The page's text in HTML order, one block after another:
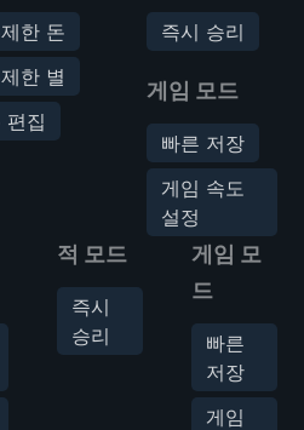
한 돈
한 별
편집
즉시 승리
게임 모드
빠른 저장
게임 속도
설정
적 모드
즉시
승리
게임 모
드
빠른
저장
게임